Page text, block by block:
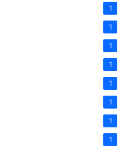
1
1
1
1
1
1
1
1